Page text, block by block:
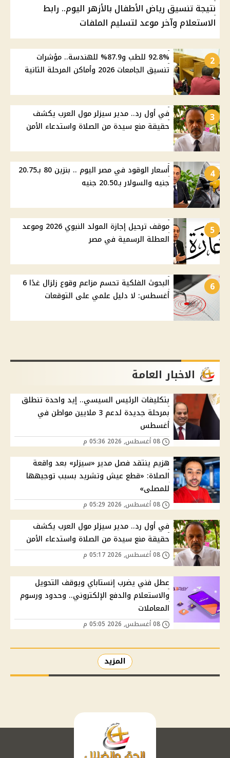
نتيجة تنسيق رياض الأطفال بالأزهر اليوم.. رابط
الاستعلام وآخر موعد لتسليم الملفات
2
92.8% للطب و87.9% للهندسة.. مؤشرات
تنسيق الجامعات 2026 وأماكن المرحلة الثانية
3
في أول رد.. مدير سيزلر مول العرب يكشف
حقيقة منع سيدة من الصلاة واستدعاء الأمن
4
أسعار الوقود في مصر اليوم .. بنزين 80 بـ20.75
جنيه والسولار بـ20.50 جنيه
5
موقف ترحيل إجازة المولد النبوي 2026 وموعد
العطلة الرسمية في مصر
6
البحوث الفلكية تحسم مزاعم وقوع زلزال غدًا 6
أغسطس: لا دليل علمي على التوقعات
الاخبار العامة
بتكليفات الرئيس السيسي.. إيد واحدة تنطلق
بمرحلة جديدة لدعم 3 ملايين مواطن في
أغسطس
هزيم ينتقد فصل مدير «سيزلر» بعد واقعة
الصلاة: «قطع عيش وتشريد بسبب توجيهها
للمصلى»
في أول رد.. مدير سيزلر مول العرب يكشف
حقيقة منع سيدة من الصلاة واستدعاء الأمن
عطل فني يضرب إنستاباي ويوقف التحويل
والاستعلام والدفع الإلكتروني.. وحدود ورسوم
المعاملات
المزيد